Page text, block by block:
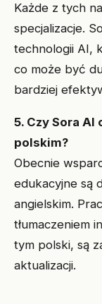
Każde z tych
specjalizacje.
technologii AI,
co może być
bardziej
5. Czy Sora
polskim?
Obecnie
edukacyjne są
angielskim.
tłumaczeniem
tym polski, są
aktualizacji.